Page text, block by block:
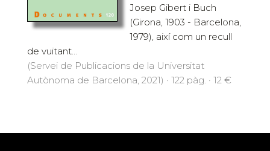
Josep Gibert i Buch
(Girona, 1903 - Barcelona,
1979), així com un recull
de vuitant...
(Servei de Publicacions de la Universitat
Autònoma de Barcelona, 2021) · 122 pàg. · 12 €